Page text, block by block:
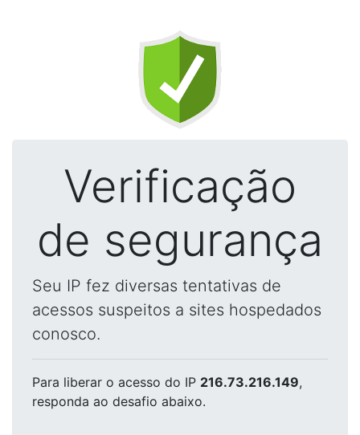
Verificação
de segurança
Seu IP fez diversas tentativas de
acessos suspeitos a sites hospedados
conosco.
Para liberar o acesso do IP 216.73.216.149,
responda ao desafio abaixo.